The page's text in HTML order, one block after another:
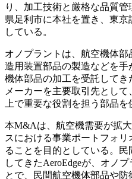
り、加工技術と厳格な品質
県足利市に本社を置き、東
している。
オノプラントは、航空機体
造用装置部品の製造などを
機体部品の加工を受託して
メーカーを主要取引先とし
上で重要な役割を担う部品を
本M&Aは、航空機需要が拡
スにおける事業ポートフォ
ることを目的としている。
してきたAeroEdgeが、オノ
とで、民間航空機体部品や